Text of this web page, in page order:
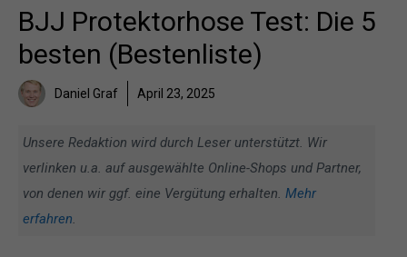
BJJ Protektorhose Test: Die 5
besten (Bestenliste)
Daniel Graf April 23, 2025
Unsere Redaktion wird durch Leser unterstützt. Wir
verlinken u.a. auf ausgewählte Online-Shops und Partner,
von denen wir ggf. eine Vergütung erhalten. Mehr
erfahren.